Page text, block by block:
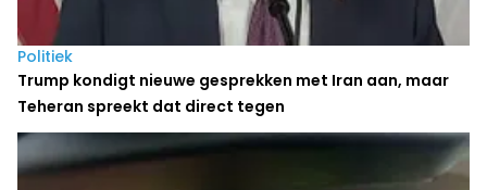
Politiek
Trump kondigt nieuwe gesprekken met Iran aan, maar
Teheran spreekt dat direct tegen